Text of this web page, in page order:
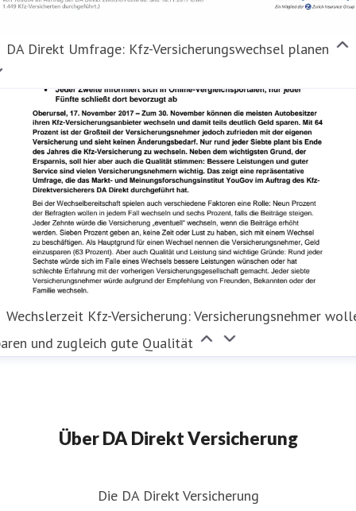
DA Direkt Umfrage: Kfz-Versicherungswechsel planen
Wechslerzeit Kfz-Versicherung: Versicherungsnehmer
und zugleich gute Qualität
Über DA Direkt Versicherung
Die DA Direkt Versicherung